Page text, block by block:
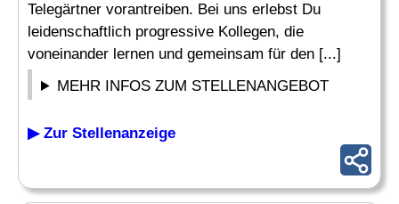
Telegärtner vorantreiben. Bei uns erlebst Du
leidenschaftlich progressive Kollegen, die
voneinander lernen und gemeinsam für den [...]
MEHR INFOS ZUM STELLENANGEBOT
▶ Zur Stellenanzeige